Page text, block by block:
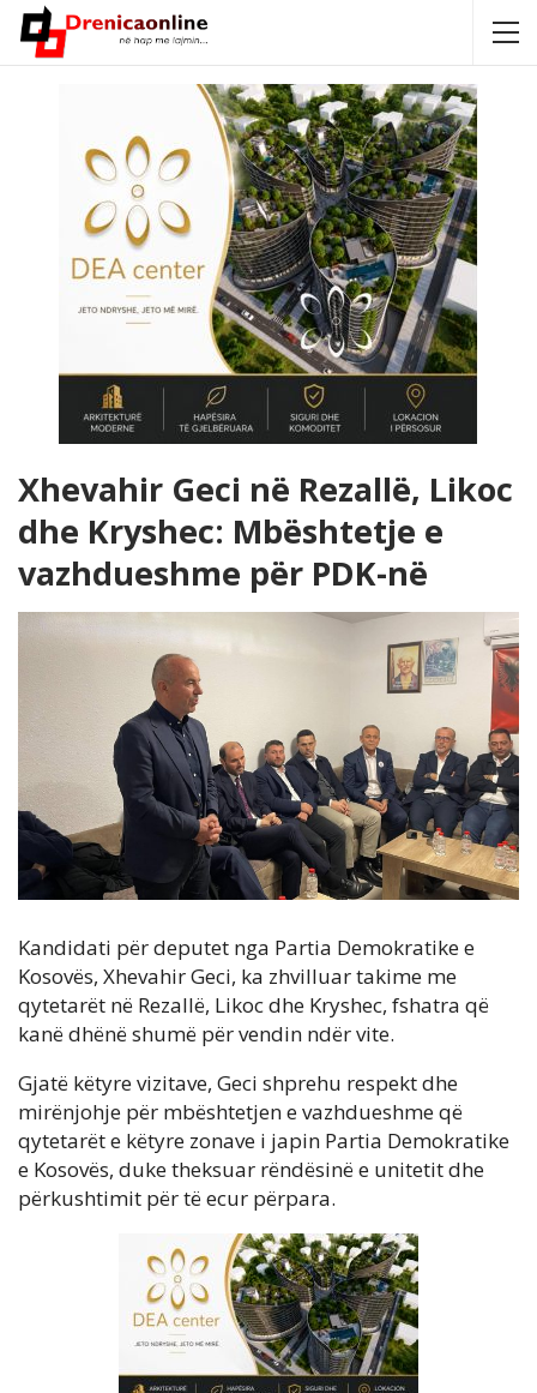
Xhevahir Geci në Rezallë, Likoc
dhe Kryshec: Mbështetje e
vazhdueshme për PDK-në
Kandidati për deputet nga Partia Demokratike e
Kosovës, Xhevahir Geci, ka zhvilluar takime me
qytetarët në Rezallë, Likoc dhe Kryshec, fshatra që
kanë dhënë shumë për vendin ndër vite.
Gjatë këtyre vizitave, Geci shprehu respekt dhe
mirënjohje për mbështetjen e vazhdueshme që
qytetarët e këtyre zonave i japin Partia Demokratike
e Kosovës, duke theksuar rëndësinë e unitetit dhe
përkushtimit për të ecur përpara.